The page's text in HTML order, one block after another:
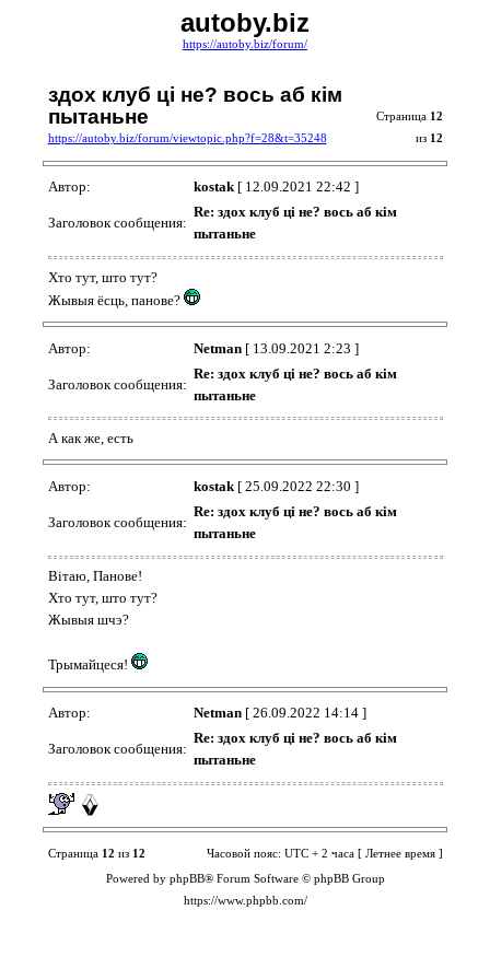
autoby.biz
https://autoby.biz/forum/
здох клуб ці не? вось аб кім
пытаньне
https://autoby.biz/forum/viewtopic.php?f=28&t=35248
Страница 12
из 12
Автор: kostak[ 12.09.2021 22:42 ]
Заголовок сообщения:
Re: здох клуб ці не? вось аб кім
пытаньне
Хто тут, што тут?
Жывыя ёсць, панове?
Автор: Netman[ 13.09.2021 2:23 ]
Заголовок сообщения:
Re: здох клуб ці не? вось аб кім
пытаньне
А как же, есть
Автор: kostak[ 25.09.2022 22:30 ]
Заголовок сообщения:
Re: здох клуб ці не? вось аб кім
пытаньне
Вітаю, Панове!
Хто тут, што тут?
Жывыя шчэ?
Трымайцеся!
Автор: Netman[ 26.09.2022 14:14 ]
Заголовок сообщения:
Re: здох клуб ці не? вось аб кім
пытаньне
Страница 12 из 12 Часовой пояс: UTC + 2 часа [ Летнее время ]
Powered by phpBB® Forum Software © phpBB Group
https://www.phpbb.com/